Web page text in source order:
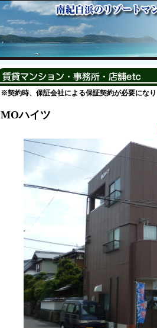
※契約時、保証会社による保証契約が必要になり
MOハイツ